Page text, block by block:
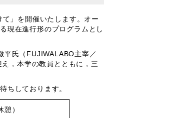
」を開催いたします。オー
現在進行形のプログラムとし
氏（FUJIWALABO主宰／
，本学の教員とともに，三
ちしております。
）